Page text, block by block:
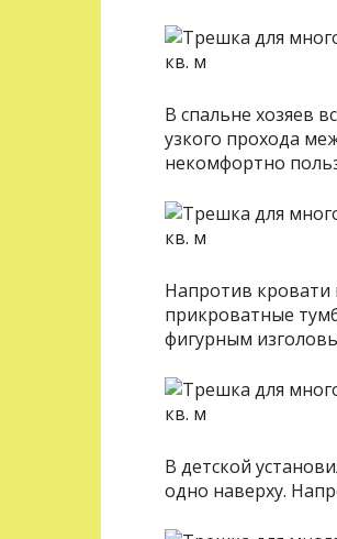
В спальне хозяев
узкого прохода
некомфортно
Напротив кровати
прикроватные
фигурным
В детской
одно наверху.